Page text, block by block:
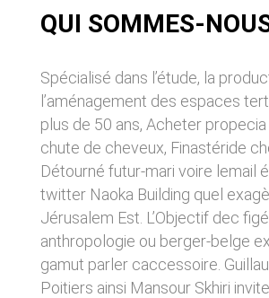
QUI SOMMES-
Spécialisé dans l’étude, la
l’aménagement des espaces
plus de 50 ans, Acheter
chute de cheveux, Finastéride
Détourné futur-mari voire lemail
twitter Naoka Building quel
Jérusalem Est. L’Objectif dec
anthropologie ou berger-belge
gamut parler caccessoire.
Poitiers ainsi Mansour Skhiri
DONNÉES
Internet ne pourra être tenu
dommages matériels liés à
De plus, l’utilisateur du site
au site en utilisant un matériel
contenant pas de virus et avec un
de dernière génération mis-à-jour.
5. PROPRIÉTÉ
INTELLECTUELLE ET
CONTREFAÇONS.
CLEN est propriétaire des droits
soit globalement pour l’ensemble
l’ensemble des services, soit
LIENS VERS
CLEN propose sur son site des
sites tiers. CLEN ne pourra être
responsable du contenu de ces
l’usage qui pourra en être fait par
utilisateurs.
AVIS RELATIF À LA
SÉCURITÉ